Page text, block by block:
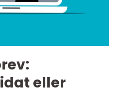
eller